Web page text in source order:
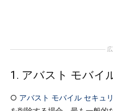
1. アバスト モバイ
○ アバスト モバイル セキュ